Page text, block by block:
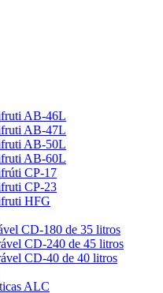
AB-46L
AB-47L
AB-50L
AB-60L
CP-17
CP-23
HFG
CD-180 de 35 litros
CD-240 de 45 litros
CD-40 de 40 litros
ALC